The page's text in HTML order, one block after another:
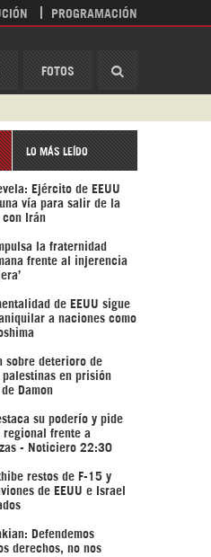
FOTOS
PROGRAMACIÓN
LO MÁS LEÍDO
Ejército de EEUU
una vía para salir de la
con Irán
la fraternidad
frente al injerencia
de EEUU sigue
a naciones como
sobre deterioro de
palestinas en prisión
Damon
su poderío y pide
regional frente a
- Noticiero 22:30
restos de F-15 y
de EEUU e Israel
Defendemos
derechos, no nos